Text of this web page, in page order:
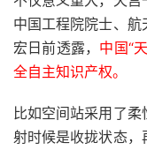
中国工程院院士、
宏日前透露， 中国“
全自主知识产权。
比如空间站采用了
射时候是收拢状态